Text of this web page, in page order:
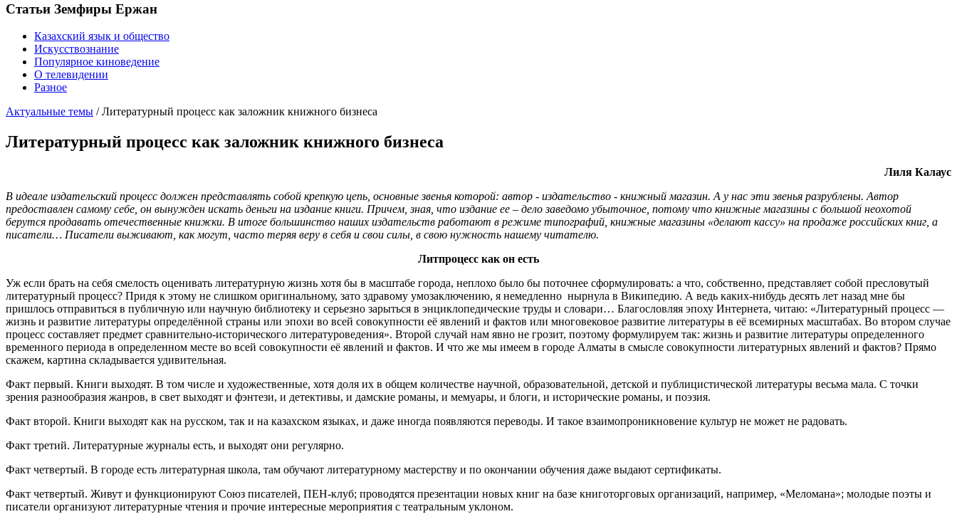
Статьи Земфиры Ержан
Казахский язык и общество
Искусствознание
Популярное киноведение
О телевидении
Разное
Актуальные темы /Литературный процесс как заложник книжного бизнеса
Литературный процесс как заложник книжного бизнеса
Лиля Калаус
В идеале издательский процесс должен представлять собой крепкую цепь, основные звенья которой: автор - издательство - книжный магазин. А у нас эти звенья разрублены. Автор
предоставлен самому себе, он вынужден искать деньги на издание книги. Причем, зная, что издание ее – дело заведомо убыточное, потому что книжные магазины с большой неохотой
берутся продавать отечественные книжки. В итоге большинство наших издательств работают в режиме типографий, книжные магазины «делают кассу» на продаже российских книг, а
писатели… Писатели выживают, как могут, часто теряя веру в себя и свои силы, в свою нужность нашему читателю.
Литпроцесс как он есть
Уж если брать на себя смелость оценивать литературную жизнь хотя бы в масштабе города, неплохо было бы поточнее сформулировать: а что, собственно, представляет собой пресловутый
литературный процесс? Придя к этому не слишком оригинальному, зато здравому умозаключению, я немедленно нырнула в Википедию. А ведь каких-нибудь десять лет назад мне бы
пришлось отправиться в публичную или научную библиотеку и серьезно зарыться в энциклопедические труды и словари… Благословляя эпоху Интернета, читаю: «Литературный процесс —
жизнь и развитие литературы определённой страны или эпохи во всей совокупности её явлений и фактов или многовековое развитие литературы в её всемирных масштабах. Во втором случае
процесс составляет предмет сравнительно-исторического литературоведения». Второй случай нам явно не грозит, поэтому формулируем так: жизнь и развитие литературы определенного
временного периода в определенном месте во всей совокупности её явлений и фактов. И что же мы имеем в городе Алматы в смысле совокупности литературных явлений и фактов? Прямо
скажем, картина складывается удивительная.
Факт первый. Книги выходят. В том числе и художественные, хотя доля их в общем количестве научной, образовательной, детской и публицистической литературы весьма мала. С точки
зрения разнообразия жанров, в свет выходят и фэнтези, и детективы, и дамские романы, и мемуары, и блоги, и исторические романы, и поэзия.
Факт второй. Книги выходят как на русском, так и на казахском языках, и даже иногда появляются переводы. И такое взаимопроникновение культур не может не радовать.
Факт третий. Литературные журналы есть, и выходят они регулярно.
Факт четвертый. В городе есть литературная школа, там обучают литературному мастерству и по окончании обучения даже выдают сертификаты.
Факт четвертый. Живут и функционируют Союз писателей, ПЕН-клуб; проводятся презентации новых книг на базе книготорговых организаций, например, «Меломана»; молодые поэты и
писатели организуют литературные чтения и прочие интересные мероприятия с театральным уклоном.